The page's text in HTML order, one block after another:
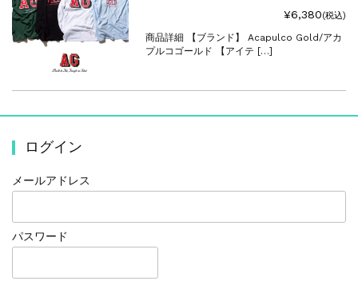
¥6,380(税込)
商品詳細 【ブランド】 Acapulco Gold/アカ
プルコゴールド 【アイテ […]
ログイン
メールアドレス
パスワード